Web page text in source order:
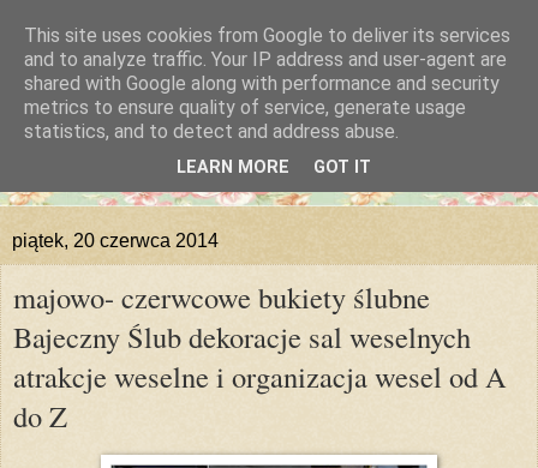
piątek, 20 czerwca 2014
majowo- czerwcowe bukiety ślubne
Bajeczny Ślub dekoracje sal weselnych
atrakcje weselne i organizacja wesel od A
do Z
This site uses cookies from Google to deliver its services
and to analyze traffic. Your IP address and user-agent are
shared with Google along with performance and security
metrics to ensure quality of service, generate usage
statistics, and to detect and address abuse.
LEARN MORE GOT IT